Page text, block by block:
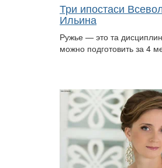
Три ипостаси
Ильина
Ружье — это та
можно подготовить за 4